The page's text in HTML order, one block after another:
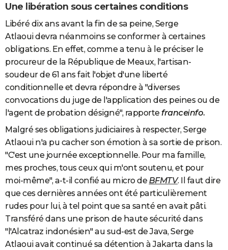
Une libération sous certaines conditions
Libéré dix ans avant la fin de sa peine, Serge
Atlaoui devra néanmoins se conformer à certaines
obligations. En effet, comme a tenu à le préciser le
procureur de la République de Meaux, l'artisan-
soudeur de 61 ans fait l'objet d'une liberté
conditionnelle et devra répondre à "diverses
convocations du juge de l'application des peines ou de
l'agent de probation désigné", rapporte franceinfo.
Malgré ses obligations judiciaires à respecter, Serge
Atlaoui n'a pu cacher son émotion à sa sortie de prison.
"C'est une journée exceptionnelle. Pour ma famille,
mes proches, tous ceux qui m'ont soutenu, et pour
moi-même", a-t-il confié au micro de BFMTV. Il faut dire
que ces dernières années ont été particulièrement
rudes pour lui, à tel point que sa santé en avait pâti.
Transféré dans une prison de haute sécurité dans
"l'Alcatraz indonésien" au sud-est de Java, Serge
Atlaoui avait continué sa détention à Jakarta dans la